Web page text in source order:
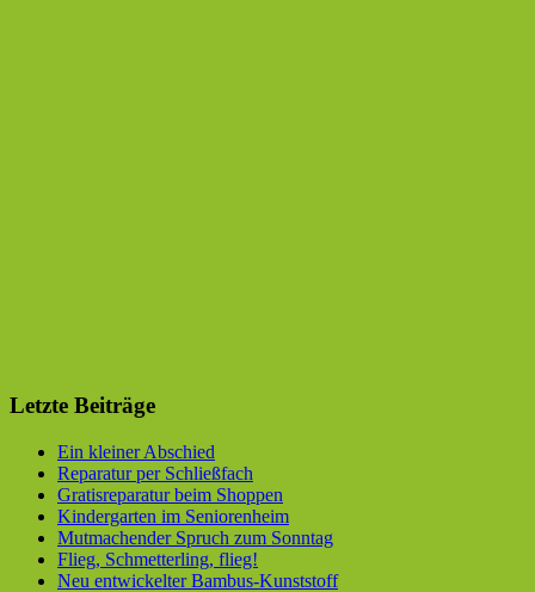
Letzte Beiträge
Ein kleiner Abschied
Reparatur per Schließfach
Gratisreparatur beim Shoppen
Kindergarten im Seniorenheim
Mutmachender Spruch zum Sonntag
Flieg, Schmetterling, flieg!
Neu entwickelter Bambus-Kunststoff